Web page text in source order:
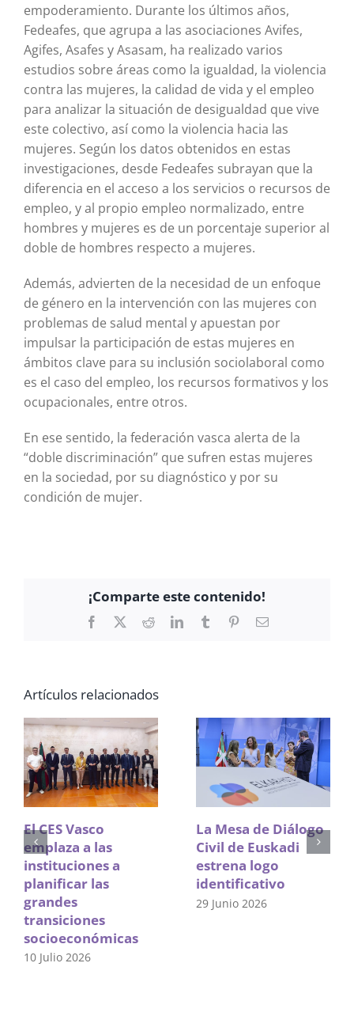
empoderamiento. Durante los últimos años,
Fedeafes, que agrupa a las asociaciones Avifes,
Agifes, Asafes y Asasam, ha realizado varios
estudios sobre áreas como la igualdad, la violencia
contra las mujeres, la calidad de vida y el empleo
para analizar la situación de desigualdad que vive
este colectivo, así como la violencia hacia las
mujeres. Según los datos obtenidos en estas
investigaciones, desde Fedeafes subrayan que la
diferencia en el acceso a los servicios o recursos de
empleo, y al propio empleo normalizado, entre
hombres y mujeres es de un porcentaje superior al
doble de hombres respecto a mujeres.
Además, advierten de la necesidad de un enfoque
de género en la intervención con las mujeres con
problemas de salud mental y apuestan por
impulsar la participación de estas mujeres en
ámbitos clave para su inclusión sociolaboral como
es el caso del empleo, los recursos formativos y los
ocupacionales, entre otros.
En ese sentido, la federación vasca alerta de la
“doble discriminación” que sufren estas mujeres
en la sociedad, por su diagnóstico y por su
condición de mujer.
¡Comparte este contenido!
Facebook RedditLinkedInTumblr PinterestCorreo
Artículos relacionados
El CES Vasco
emplaza a las
instituciones a
planificar las
grandes
transiciones
socioeconómicas
10 Julio 2026
La Mesa de Diálogo
Civil de Euskadi
estrena logo
identificativo
29 Junio 2026